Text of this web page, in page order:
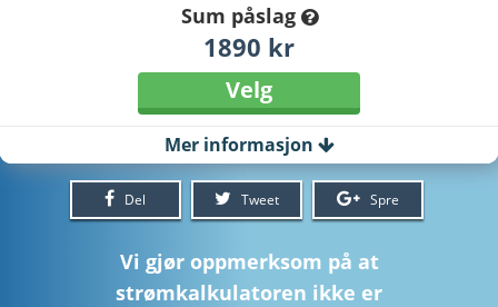
Sum påslag
1890 kr
Velg
Mer informasjon
Del Tweet Spre
Vi gjør oppmerksom på at
strømkalkulatoren ikke er